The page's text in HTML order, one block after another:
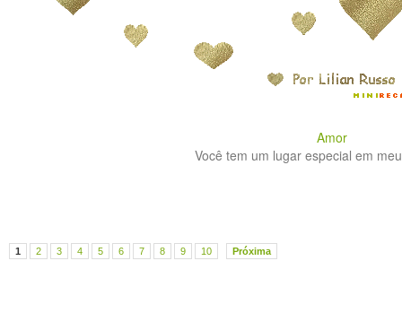
Amor
Você tem um lugar especial em
1 2 3 4 5 6 7 8 9 10 Próxima